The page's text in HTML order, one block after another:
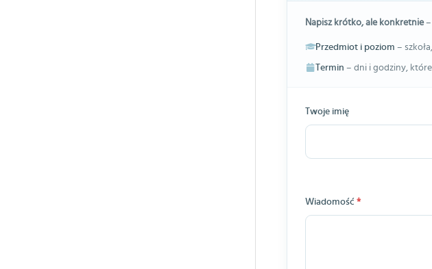
Napisz krótko, ale konkretnie–
Przedmiot i poziom –
Termin – dni i godziny, które
Twoje imię
Wiadomość *